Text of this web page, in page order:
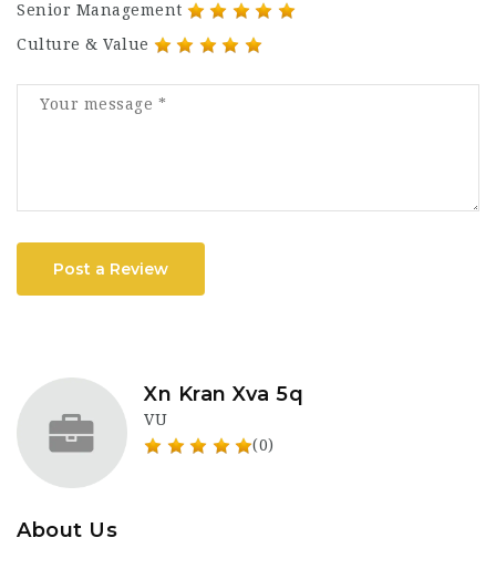
Senior Management
Culture & Value
Post a Review
Xn Kran Xva 5q
VU
(0)
About Us